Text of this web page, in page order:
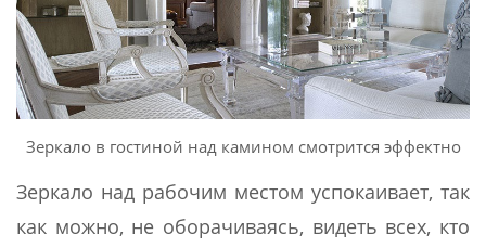
Зеркало в гостиной над камином смотрится эффектно
Зеркало над рабочим местом успокаивает, так
как можно, не оборачиваясь, видеть всех, кто